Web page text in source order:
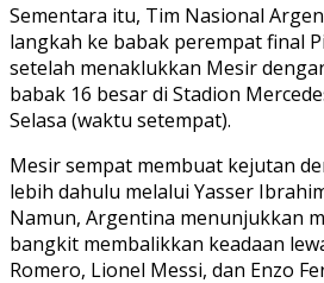
Sementara itu, Tim Nasional
langkah ke babak perempat final
setelah menaklukkan Mesir
babak 16 besar di Stadion
Selasa (waktu setempat).
Mesir sempat membuat kejutan
lebih dahulu melalui Yasser
Namun, Argentina menunjukkan
bangkit membalikkan keadaan
Romero, Lionel Messi, dan Enzo